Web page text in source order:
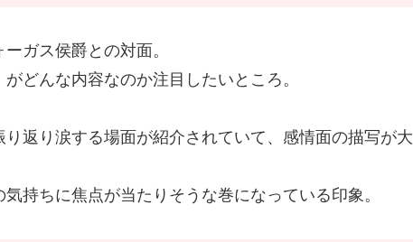
ガス侯爵との対面。
どんな内容なのか注目したいところ。
返り涙する場面が紹介されていて、感情面の描写が大
持ちに焦点が当たりそうな巻になっている印象。